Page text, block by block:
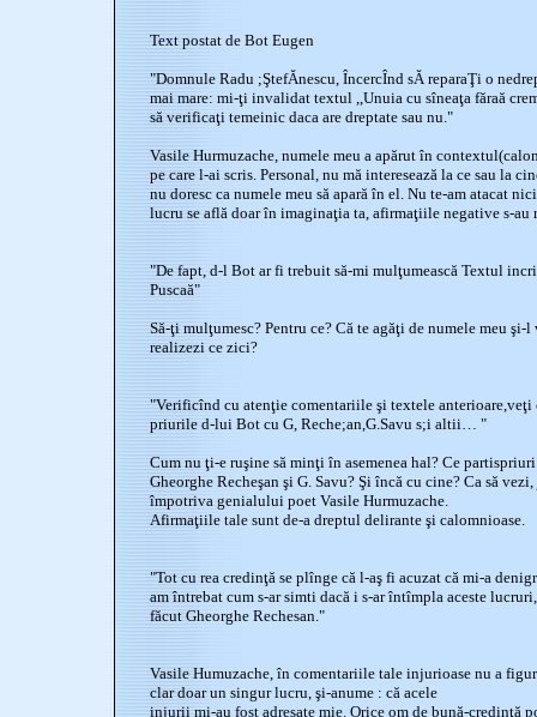
Text postat de Bot Eugen
"Domnule Radu ;ŞtefĂnescu, ÎncercÎnd sĂ reparaŢi o
mai mare: mi-ţi invalidat textul ,,Unuia cu sîneaţa făraă
să verificaţi temeinic daca are dreptate sau nu."
Vasile Hurmuzache, numele meu a apărut în
pe care l-ai scris. Personal, nu mă interesează la ce sau la
nu doresc ca numele meu să apară în el. Nu te-am atacat
lucru se află doar în imaginaţia ta, afirmaţiile negative s-au
"De fapt, d-l Bot ar fi trebuit să-mi mulţumească Textul
Puscaă"
Să-ţi mulţumesc? Pentru ce? Că te agăţi de numele meu şi-
realizezi ce zici?
"Verificînd cu atenţie comentariile şi textele anterioare,veţi
priurile d-lui Bot cu G, Reche;an,G.Savu s;i altii… "
Cum nu ţi-e ruşine să minţi în asemenea hal? Ce
Gheorghe Recheşan şi G. Savu? Şi încă cu cine? Ca să
împotriva genialului poet Vasile Hurmuzache.
Afirmaţiile tale sunt de-a dreptul delirante şi calomnioase.
"Tot cu rea credinţă se plînge că l-aş fi acuzat că mi-a
am întrebat cum s-ar simti dacă i s-ar întîmpla aceste
făcut Gheorghe Rechesan."
Vasile Humuzache, în comentariile tale injurioase nu a
clar doar un singur lucru, şi-anume : că acele
injurii mi-au fost adresate mie. Orice om de bună-credinţă